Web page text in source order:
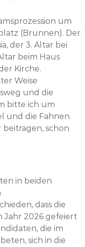
um
(Brunnen). Der
der 3. Altar bei
beim Haus
Kirche.
Weise
und die
bitte ich um
und die Fahnen.
schon
in beiden
dass die
Jahr 2026 gefeiert
die im
sich in die